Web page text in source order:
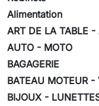
Alimentation
ART DE LA TABLE -
AUTO - MOTO
BAGAGERIE
BATEAU MOTEUR -
BIJOUX -